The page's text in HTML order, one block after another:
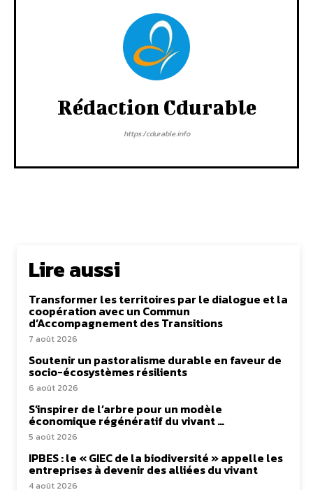
Rédaction Cdurable
https:/cdurable.info
Lire aussi
Transformer les territoires par le dialogue et la
coopération avec un Commun
d’Accompagnement des Transitions
7 août 2026
Soutenir un pastoralisme durable en faveur de
socio-écosystèmes résilients
6 août 2026
S’inspirer de l’arbre pour un modèle
économique régénératif du vivant …
5 août 2026
IPBES : le « GIEC de la biodiversité » appelle les
entreprises à devenir des alliées du vivant
4 août 2026